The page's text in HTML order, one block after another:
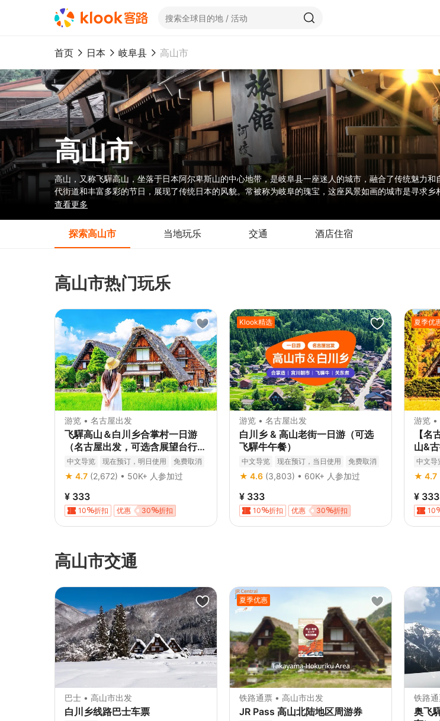
首页 日本 岐阜县 高山市
高山市
高山，又称飞驒高山，坐落于日本阿尔卑斯山的中心地带，是岐阜县一座迷人的城市，融合了传统魅力
代街道和丰富多彩的节日，展现了传统日本的风貌。常被称为岐阜的瑰宝，这座风景如画的城市是寻求
化遗产吸引，还是被北阿尔卑斯山的魅力所吸引，高山都承诺为您带来一场将历史与自然美景完美融合的
查看更多
探索高山市 当地玩乐 交通 酒店住宿
高山市热门玩乐
游览 • 名古屋出发
飞驒高山＆白川乡合掌村一日游
（名古屋出发，可选含展望台行程
）
中文导览 现在预订，明日使用
免费取消
立即确认
★ 4.7 (2,672) • 50K+ 人参加过
¥ 333
10 折扣 30 折扣
优惠
Klook精选
游览 • 名古屋出发
白川乡 & 高山老街一日游（可选
飞驒牛午餐）
中文导览 现在预订，当日使用
免费取消
立即确认
★ 4.6 (3,803) • 60K+ 人参加过
¥ 333
10 折扣 30 折扣
优惠
夏季优
游览 •
【
山&
日游
中文导
立即确
★ 4.7
¥ 333
10
高山市交通
巴士 • 高山市出发
白川乡线路巴士车票
夏季优惠
铁路通票 • 高山市出发
JR Pass 高山北陆地区周游券
铁路
奥飞